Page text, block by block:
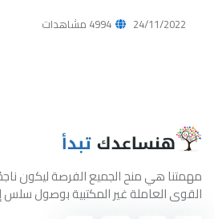
24/11/2022 4994 مشاهدات
مهمتنا هي منح الجميع الفرصة ليكون
القوى العاملة غير المكتبية بوصول سلس